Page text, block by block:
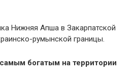
Нижняя Апша в Закарпатской
румынской границы.
богатым на территории